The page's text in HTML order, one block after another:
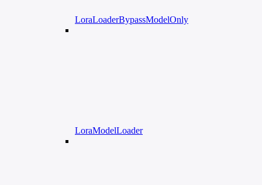
LoraLoaderBypassModelOnly
LoraModelLoader